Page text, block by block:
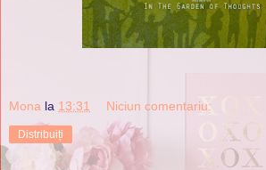
Mona la 13:31 Niciun comentariu:
Distribuiți